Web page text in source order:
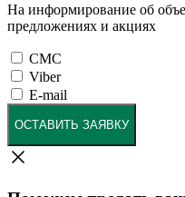
На информирование об
предложениях и акциях
СМС
Viber
E-mail
ОСТАВИТЬ ЗАЯВКУ